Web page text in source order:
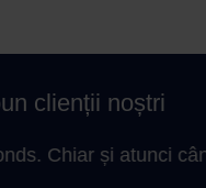
clienții noștri
și atunci când